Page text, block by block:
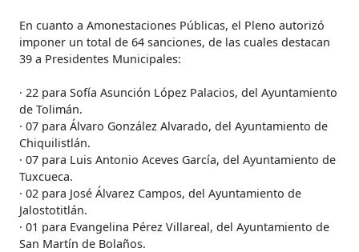
En cuanto a Amonestaciones Públicas, el Pleno autorizó
imponer un total de 64 sanciones, de las cuales destacan
39 a Presidentes Municipales:
· 22 para Sofía Asunción López Palacios, del Ayuntamiento
de Tolimán.
· 07 para Álvaro González Alvarado, del Ayuntamiento de
Chiquilistlán.
· 07 para Luis Antonio Aceves García, del Ayuntamiento de
Tuxcueca.
· 02 para José Álvarez Campos, del Ayuntamiento de
Jalostotitlán.
· 01 para Evangelina Pérez Villareal, del Ayuntamiento de
San Martín de Bolaños.